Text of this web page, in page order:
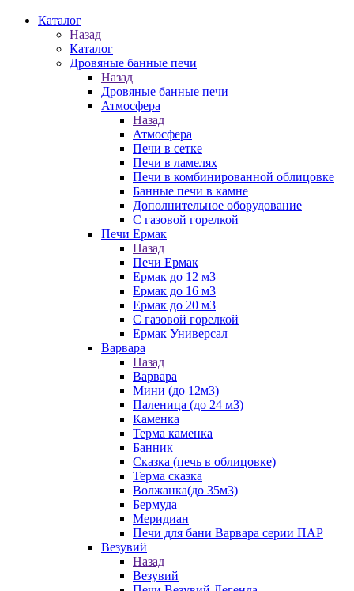
Каталог
Назад
Каталог
Дровяные банные печи
Назад
Дровяные банные печи
Атмосфера
Назад
Атмосфера
Печи в сетке
Печи в ламелях
Печи в комбинированной облицовке
Банные печи в камне
Дополнительное оборудование
С газовой горелкой
Печи Ермак
Назад
Печи Ермак
Ермак до 12 м3
Ермак до 16 м3
Ермак до 20 м3
С газовой горелкой
Ермак Универсал
Варвара
Назад
Варвара
Мини (до 12м3)
Паленица (до 24 м3)
Каменка
Терма каменка
Банник
Сказка (печь в облицовке)
Терма сказка
Волжанка(до 35м3)
Бермуда
Меридиан
Печи для бани Варвара серии ПАР
Везувий
Назад
Везувий